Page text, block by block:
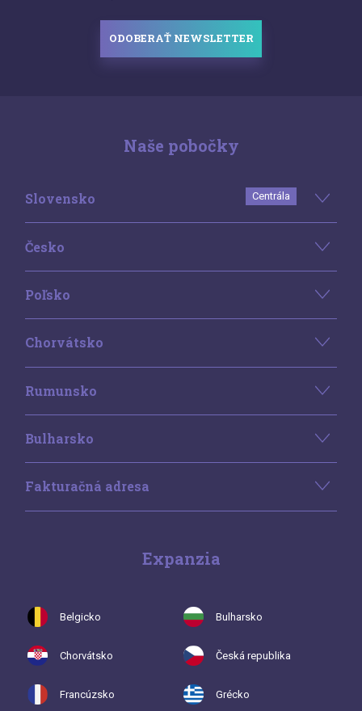
ODOBERAŤ NEWSLETTER
Naše pobočky
Slovensko Centrála
Česko
Poľsko
Chorvátsko
Rumunsko
Bulharsko
Fakturačná adresa
Expanzia
Belgicko Bulharsko
Chorvátsko Česká republika
Francúzsko Grécko